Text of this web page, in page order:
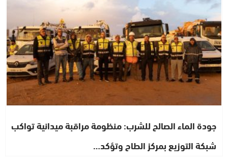
جودة الماء الصالح للشرب: منظومة مراقبة ميدانية تواكب
شبكة التوزيع بمركز الطاح وتؤكد…